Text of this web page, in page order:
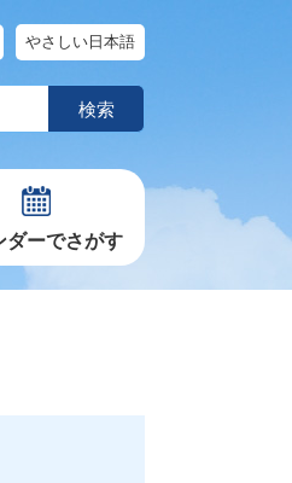
やさしい日本語
ダーでさがす